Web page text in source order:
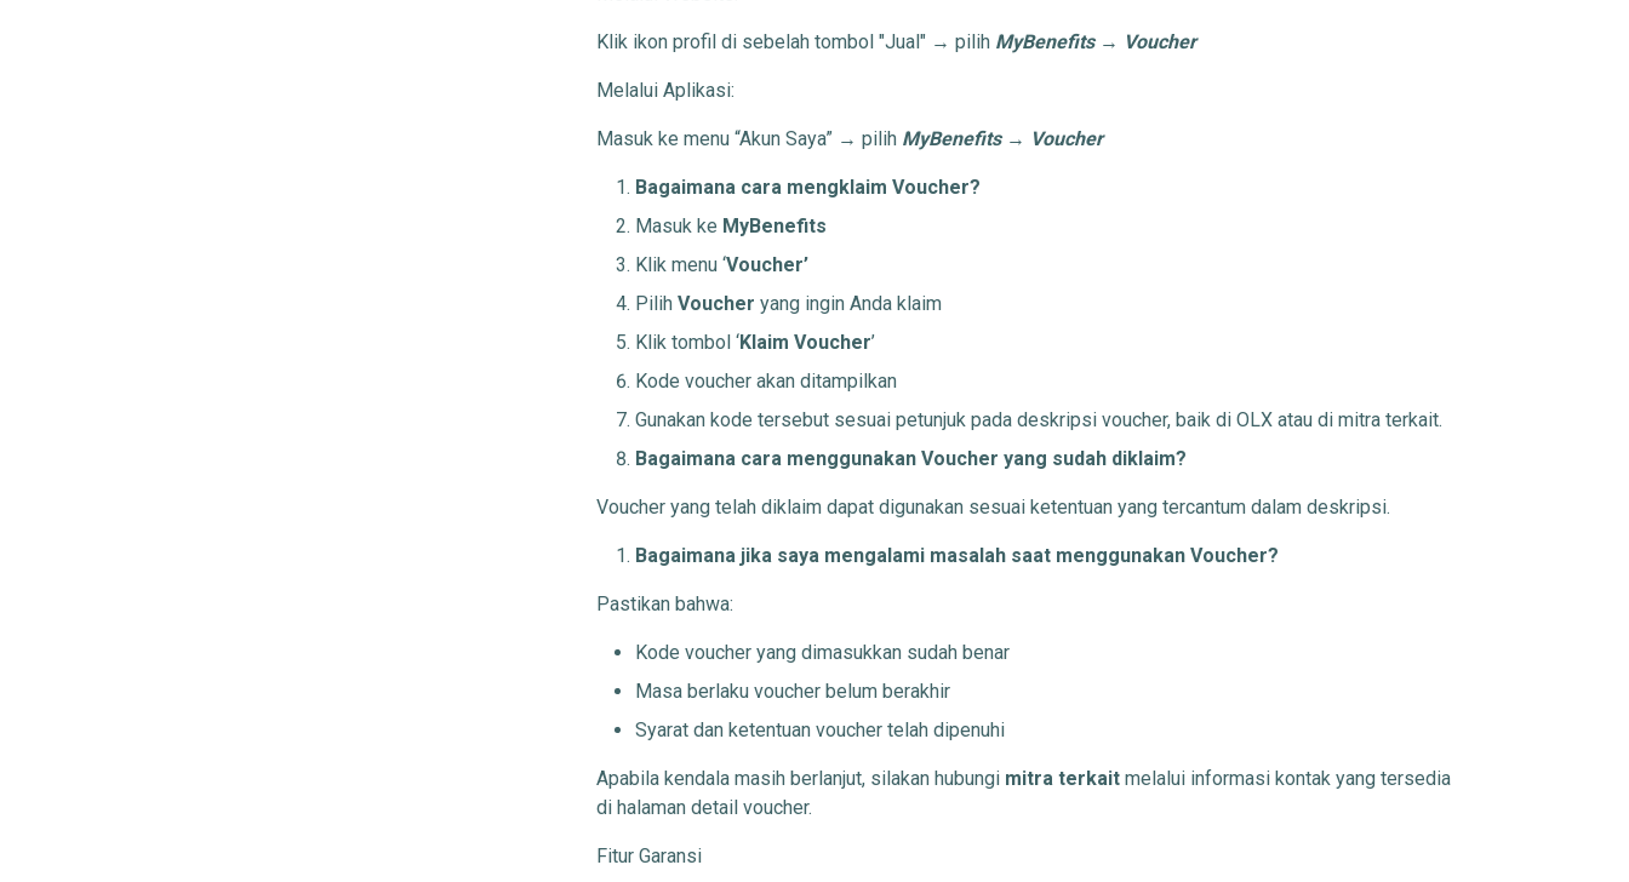
Klik ikon profil di sebelah tombol "Jual" → pilih MyBenefits→ Voucher
Melalui Aplikasi:
Masuk ke menu “Akun Saya” → pilih MyBenefits → Voucher
Bagaimana cara mengklaim Voucher?
Masuk ke MyBenefits
Klik menu ‘Voucher’
Pilih Voucher yang ingin Anda klaim
Klik tombol ‘Klaim Voucher’
Kode voucher akan ditampilkan
Gunakan kode tersebut sesuai petunjuk pada deskripsi voucher, baik di OLX atau di mitra terkait.
Bagaimana cara menggunakan Voucher yang sudah diklaim?
Voucher yang telah diklaim dapat digunakan sesuai ketentuan yang tercantum dalam deskripsi.
Bagaimana jika saya mengalami masalah saat menggunakan Voucher?
Pastikan bahwa:
Kode voucher yang dimasukkan sudah benar
Masa berlaku voucher belum berakhir
Syarat dan ketentuan voucher telah dipenuhi
Apabila kendala masih berlanjut, silakan hubungi mitra terkait melalui informasi kontak yang tersedia
di halaman detail voucher.
Fitur Garansi